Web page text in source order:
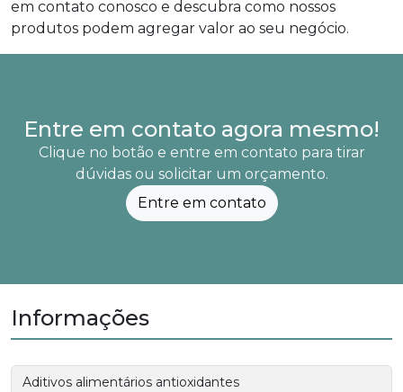
em contato conosco e descubra como nossos
produtos podem agregar valor ao seu negócio.
Entre em contato agora mesmo!
Clique no botão e entre em contato para tirar
dúvidas ou solicitar um orçamento.
Entre em contato
Informações
Aditivos alimentários antioxidantes